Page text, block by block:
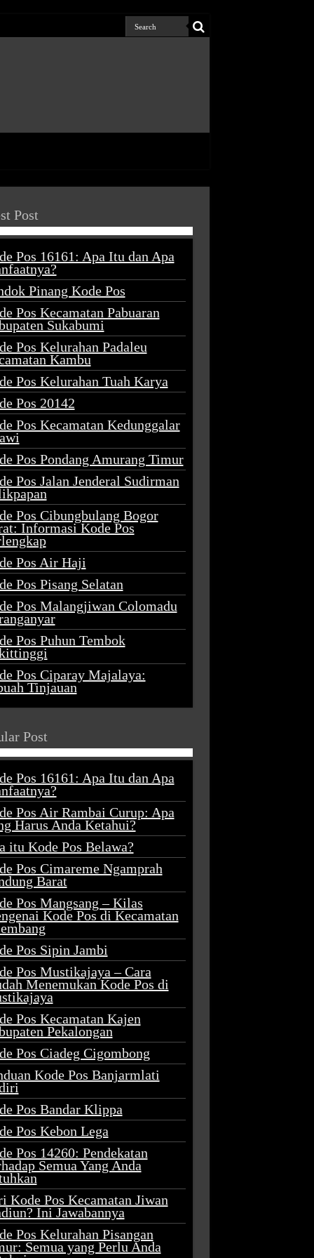
Post
Pos 16161: Apa Itu dan Apa
Pinang Kode Pos
Pos Kecamatan Pabuaran
Sukabumi
Pos Kelurahan Padaleu
Kambu
Pos Kelurahan Tuah Karya
Pos 20142
Pos Kecamatan Kedunggalar
Pos Pondang Amurang Timur
Pos Jalan Jenderal Sudirman
Pos Cibungbulang Bogor
Informasi Kode Pos
Pos Air Haji
Pos Pisang Selatan
Pos Malangjiwan Colomadu
Pos Puhun Tembok
Pos Ciparay Majalaya:
Tinjauan
Post
Pos 16161: Apa Itu dan Apa
Pos Air Rambai Curup: Apa
Harus Anda Ketahui?
itu Kode Pos Belawa?
Pos Cimareme Ngamprah
Barat
Pos Mangsang – Kilas
Kode Pos di Kecamatan
Pos Sipin Jambi
Pos Mustikajaya – Cara
Menemukan Kode Pos di
Pos Kecamatan Kajen
Pekalongan
Pos Ciadeg Cigombong
Kode Pos Banjarmlati
Pos Bandar Klippa
Pos Kebon Lega
Pos 14260: Pendekatan
Semua Yang Anda
Kode Pos Kecamatan Jiwan
Ini Jawabannya
Pos Kelurahan Pisangan
Semua yang Perlu Anda